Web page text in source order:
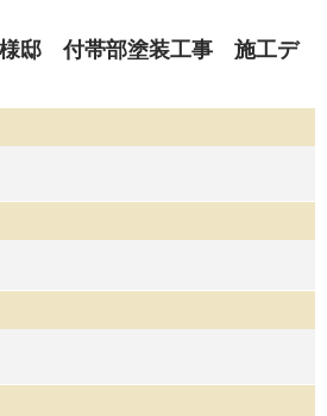
邸 付帯部塗装工事 施工デ